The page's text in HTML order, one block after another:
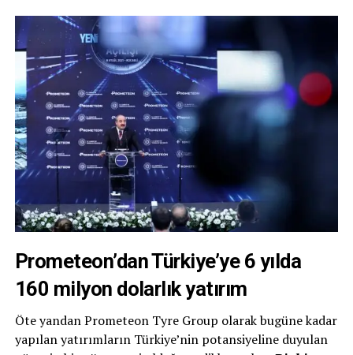
Prometeon’dan Türkiye’ye 6 yılda
160 milyon dolarlık yatırım
Öte yandan Prometeon Tyre Group olarak bugüne kadar
yapılan yatırımların Türkiye’nin potansiyeline duyulan